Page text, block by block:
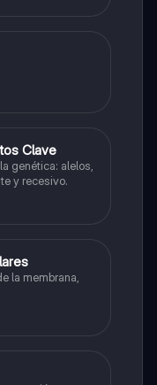
Clave
genética: alelos,
y recesivo.
la membrana,